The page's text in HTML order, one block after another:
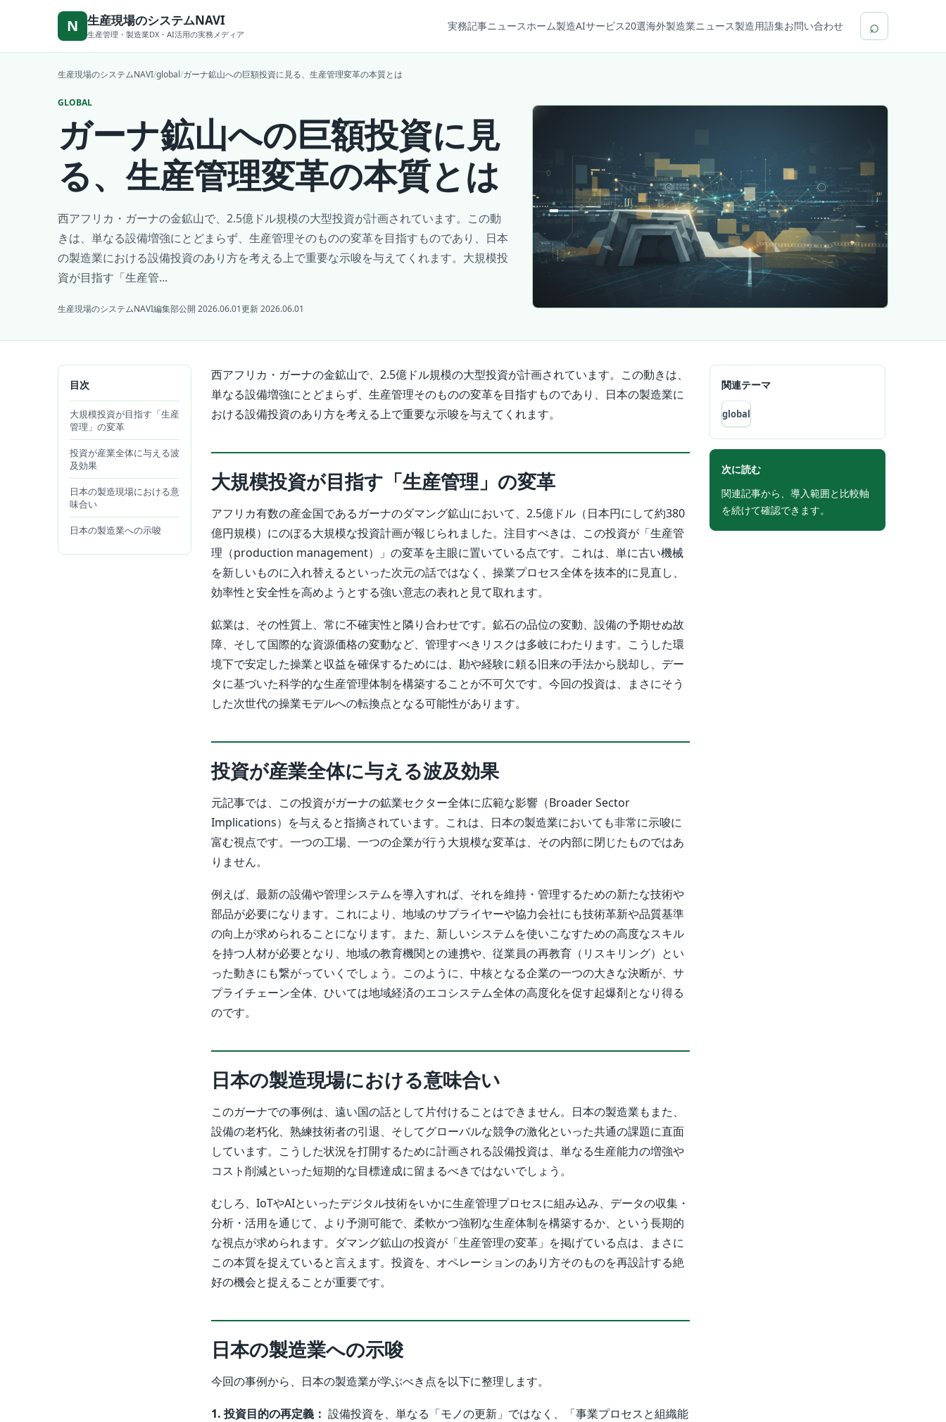
N 生産現場のシステムNAVI
生産管理・製造業DX・AI活用の実務メディア
実務記事ニュースホーム製造AIサービス20選海外製造業ニュース製造用語集お問い合わせ ⌕
生産現場のシステムNAVI/global/ガーナ鉱山への巨額投資に見る、生産管理変革の本質とは
GLOBAL
ガーナ鉱山への巨額投資に見
る、生産管理変革の本質とは
西アフリカ・ガーナの金鉱山で、2.5億ドル規模の大型投資が計画されています。この動
きは、単なる設備増強にとどまらず、生産管理そのものの変革を目指すものであり、日本
の製造業における設備投資のあり方を考える上で重要な示唆を与えてくれます。大規模投
資が目指す「生産管...
生産現場のシステムNAVI編集部公開 2026.06.01更新 2026.06.01
目次
大規模投資が目指す「生産
管理」の変革
投資が産業全体に与える波
及効果
日本の製造現場における意
味合い
日本の製造業への示唆
西アフリカ・ガーナの金鉱山で、2.5億ドル規模の大型投資が計画されています。この動きは、
単なる設備増強にとどまらず、生産管理そのものの変革を目指すものであり、日本の製造業に
おける設備投資のあり方を考える上で重要な示唆を与えてくれます。
大規模投資が目指す「生産管理」の変革
アフリカ有数の産金国であるガーナのダマング鉱山において、2.5億ドル（日本円にして約380
億円規模）にのぼる大規模な投資計画が報じられました。注目すべきは、この投資が「生産管
理（production management）」の変革を主眼に置いている点です。これは、単に古い機械
を新しいものに入れ替えるといった次元の話ではなく、操業プロセス全体を抜本的に見直し、
効率性と安全性を高めようとする強い意志の表れと見て取れます。
鉱業は、その性質上、常に不確実性と隣り合わせです。鉱石の品位の変動、設備の予期せぬ故
障、そして国際的な資源価格の変動など、管理すべきリスクは多岐にわたります。こうした環
境下で安定した操業と収益を確保するためには、勘や経験に頼る旧来の手法から脱却し、デー
タに基づいた科学的な生産管理体制を構築することが不可欠です。今回の投資は、まさにそう
した次世代の操業モデルへの転換点となる可能性があります。
投資が産業全体に与える波及効果
元記事では、この投資がガーナの鉱業セクター全体に広範な影響（Broader Sector
Implications）を与えると指摘されています。これは、日本の製造業においても非常に示唆に
富む視点です。一つの工場、一つの企業が行う大規模な変革は、その内部に閉じたものではあ
りません。
例えば、最新の設備や管理システムを導入すれば、それを維持・管理するための新たな技術や
部品が必要になります。これにより、地域のサプライヤーや協力会社にも技術革新や品質基準
の向上が求められることになります。また、新しいシステムを使いこなすための高度なスキル
を持つ人材が必要となり、地域の教育機関との連携や、従業員の再教育（リスキリング）とい
った動きにも繋がっていくでしょう。このように、中核となる企業の一つの大きな決断が、サ
プライチェーン全体、ひいては地域経済のエコシステム全体の高度化を促す起爆剤となり得る
のです。
日本の製造現場における意味合い
このガーナでの事例は、遠い国の話として片付けることはできません。日本の製造業もまた、
設備の老朽化、熟練技術者の引退、そしてグローバルな競争の激化といった共通の課題に直面
しています。こうした状況を打開するために計画される設備投資は、単なる生産能力の増強や
コスト削減といった短期的な目標達成に留まるべきではないでしょう。
むしろ、IoTやAIといったデジタル技術をいかに生産管理プロセスに組み込み、データの収集・
分析・活用を通じて、より予測可能で、柔軟かつ強靭な生産体制を構築するか、という長期的
な視点が求められます。ダマング鉱山の投資が「生産管理の変革」を掲げている点は、まさに
この本質を捉えていると言えます。投資を、オペレーションのあり方そのものを再設計する絶
好の機会と捉えることが重要です。
日本の製造業への示唆
今回の事例から、日本の製造業が学ぶべき点を以下に整理します。
1. 投資目的の再定義： 設備投資を、単なる「モノの更新」ではなく、「事業プロセスと組織能
関連テーマ
global
次に読む
関連記事から、導入範囲と比較軸
を続けて確認できます。